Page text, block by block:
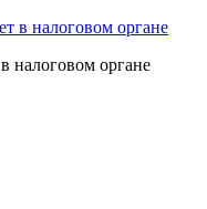
налоговом органе